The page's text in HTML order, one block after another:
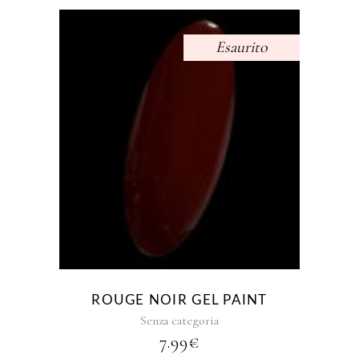
Esaurito
ROUGE NOIR GEL PAINT
Senza categoria
7.99€